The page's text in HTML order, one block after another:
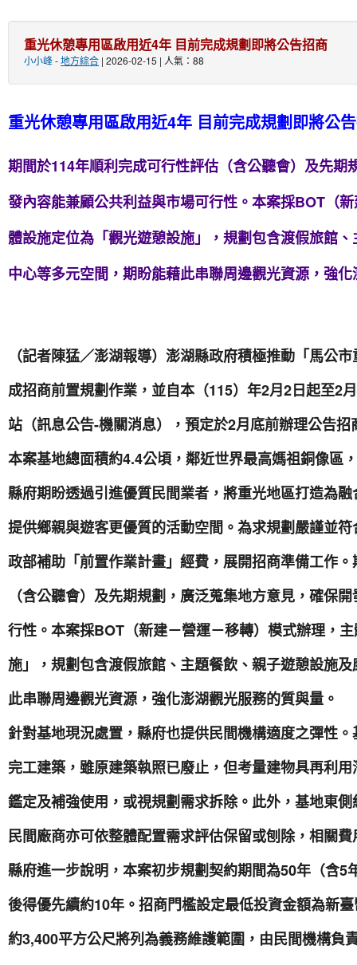
重光休憩專用區啟用近4年 目前完成規劃即將公告招商
小小峰-地方綜合 | 2026-02-15 | 人氣：88
重光休憩專用區啟用近4年 目前完成規劃即將公
期間於114年順利完成可行性評估（含公聽會）及先期
發內容能兼顧公共利益與市場可行性。本案採BOT（
體設施定位為「觀光遊憩設施」，規劃包含渡假旅館
中心等多元空間，期盼能藉此串聯周邊觀光資源，強
（記者陳猛／澎湖報導）澎湖縣政府積極推動「馬公
成招商前置規劃作業，並自本（115）年2月2日起至2
站（訊息公告-機關消息），預定於2月底前辦理公告招
本案基地總面積約4.4公頃，鄰近世界最高媽祖銅像區
縣府期盼透過引進優質民間業者，將重光地區打造為
提供鄉親與遊客更優質的活動空間。為求規劃嚴謹並
政部補助「前置作業計畫」經費，展開招商準備工作
（含公聽會）及先期規劃，廣泛蒐集地方意見，確保
行性。本案採BOT（新建－營運－移轉）模式辦理，
施」，規劃包含渡假旅館、主題餐飲、親子遊憩設施
此串聯周邊觀光資源，強化澎湖觀光服務的質與量。
針對基地現況處置，縣府也提供民間機構適度之彈性
完工建築，雖原建築執照已廢止，但考量建物具再利
鑑定及補強使用，或視規劃需求拆除。此外，基地東
民間廠商亦可依整體配置需求評估保留或刨除，相關
縣府進一步說明，本案初步規劃契約期間為50年（含5
後得優先續約10年。招商門檻設定最低投資金額為新
約3,400平方公尺將列為義務維護範圍，由民間機構負